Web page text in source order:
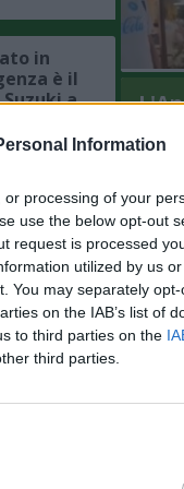
Information
processing of your
use the below opt-out
request is processed
utilized by us
You may separately
on the IAB’s list of
to third parties on the
third parties.
in
è il
a
si fa
il
Devils